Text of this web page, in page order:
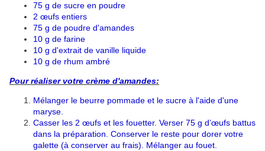
75 g de sucre en poudre
2 œufs entiers
75 g de poudre d'amandes
10 g de farine
10 g d'extrait de vanille liquide
10 g de rhum ambré
Pour réaliser votre crème d'amandes:
Mélanger le beurre pommade et le sucre à l'aide d'une
maryse.
Casser les 2 œufs et les fouetter. Verser 75 g d’œufs battus
dans la préparation. Conserver le reste pour dorer votre
galette (à conserver au frais). Mélanger au fouet.